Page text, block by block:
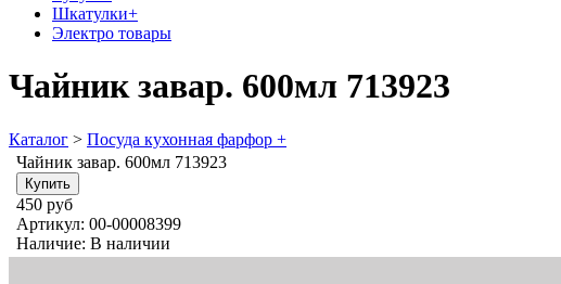
Шкатулки+
Электро товары
Чайник завар. 600мл 713923
Каталог > Посуда кухонная фарфор +
Чайник завар. 600мл 713923
450 руб
Артикул: 00-00008399
Наличие: В наличии